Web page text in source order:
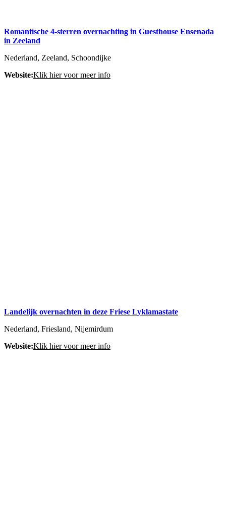
Romantische 4-sterren overnachting in Guesthouse Ensenada
in Zeeland
Nederland, Zeeland, Schoondijke
Website:Klik hier voor meer info
Landelijk overnachten in deze Friese Lyklamastate
Nederland, Friesland, Nijemirdum
Website:Klik hier voor meer info